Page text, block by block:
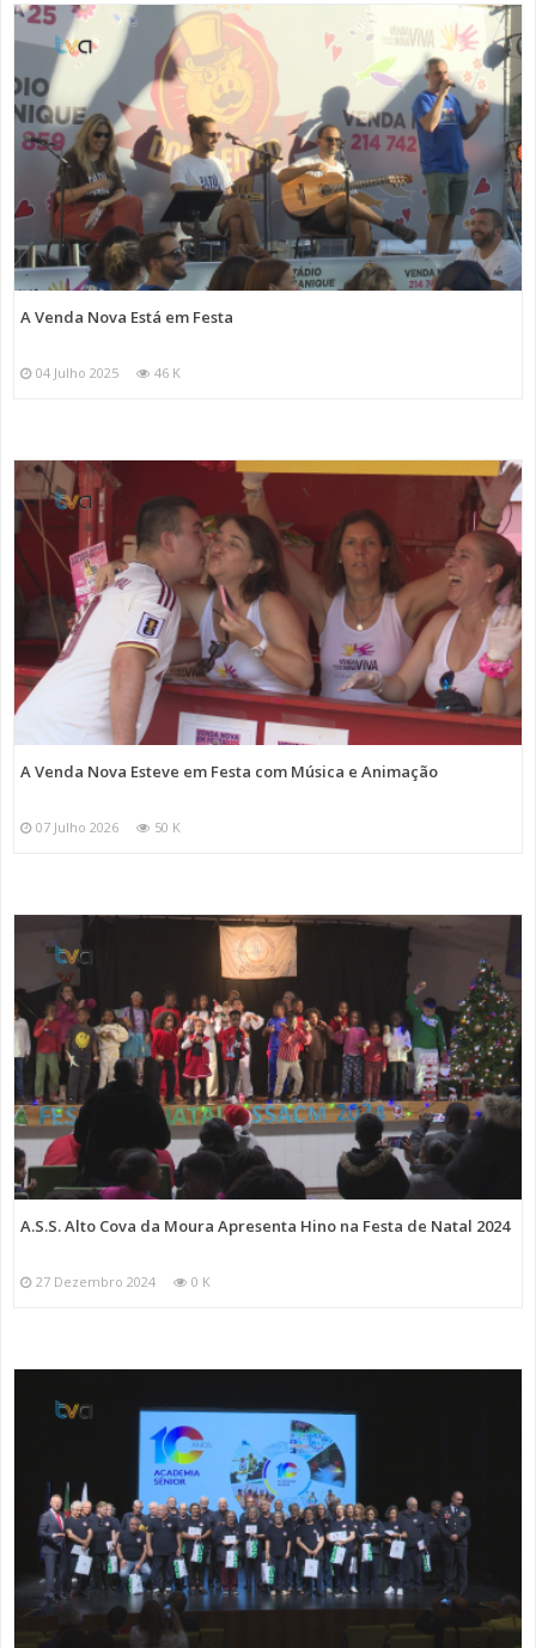
A Venda Nova Está em Festa
04 Julho 2025 46 K
A Venda Nova Esteve em Festa com Música e Animação
07 Julho 2026 50 K
A.S.S. Alto Cova da Moura Apresenta Hino na Festa de Natal 2024
27 Dezembro 2024 0 K